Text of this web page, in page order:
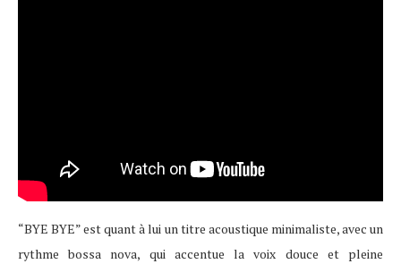
“BYE BYE” est quant à lui un titre acoustique minimaliste, avec un
rythme bossa nova, qui accentue la voix douce et pleine